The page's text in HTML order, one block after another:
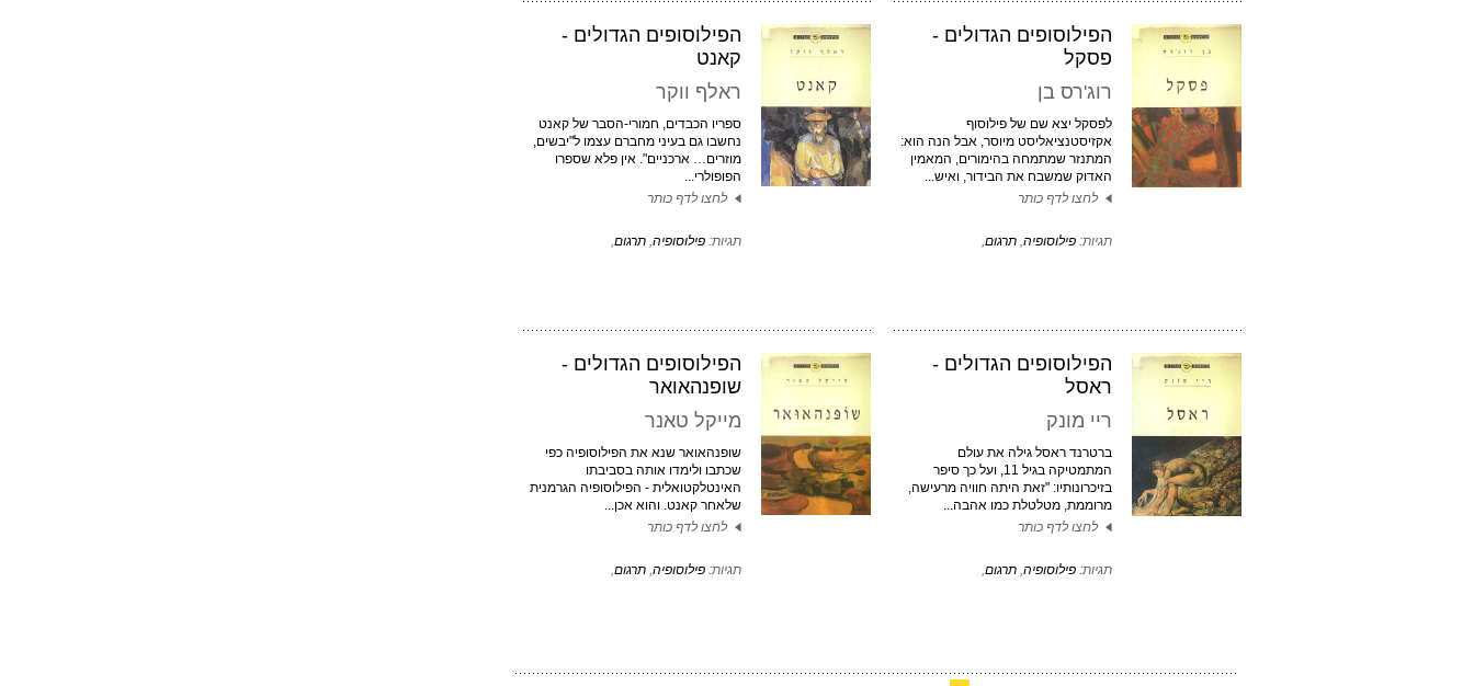
הפילוסופים הגדולים -
פסקל
רוג'רס בן
לפסקל יצא שם של פילוסוף
אקזיסטנציאליסט מיוסר, אבל הנה הוא:
המתנזר שמתמחה בהימורים, המאמין
האדוק שמשבח את הבידור, ואיש...
לחצו לדף כותר
תגיות: פילוסופיה, תרגום,
הפילוסופים הגדולים -
קאנט
ראלף ווקר
ספריו הכבדים, חמורי-הסבר של קאנט
נחשבו גם בעיני מחברם עצמו ל"יבשים,
מוזרים… ארכניים". אין פלא שספרו
הפופולרי...
לחצו לדף כותר
תגיות: פילוסופיה, תרגום,
הפילוסופים הגדולים -
ראסל
ריי מונק
ברטרנד ראסל גילה את עולם
המתמטיקה בגיל 11, ועל כך סיפר
בזיכרונותיו: "זאת היתה חוויה מרעישה,
מרוממת, מטלטלת כמו אהבה...
לחצו לדף כותר
תגיות: פילוסופיה, תרגום,
הפילוסופים הגדולים -
שופנהאואר
מייקל טאנר
שופנהאואר שנא את הפילוסופיה כפי
שכתבו ולימדו אותה בסביבתו
האינטלקטואלית - הפילוסופיה הגרמנית
שלאחר קאנט. והוא אכן...
לחצו לדף כותר
תגיות: פילוסופיה, תרגום,